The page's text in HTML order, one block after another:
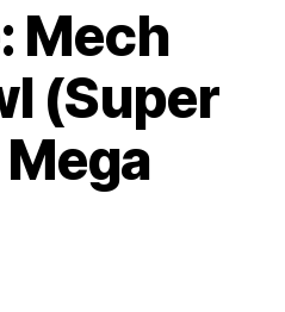
Mech
(Super